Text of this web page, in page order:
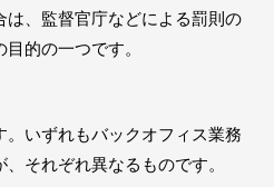
、監督官庁などによる罰則の
的の一つです。
いずれもバックオフィス業務
それぞれ異なるものです。